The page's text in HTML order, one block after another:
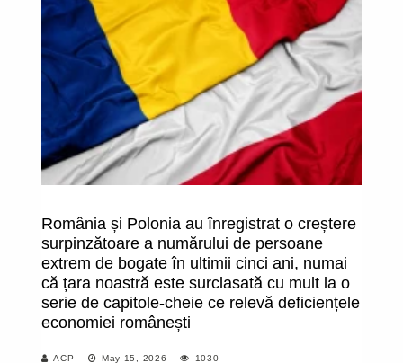
România și Polonia au înregistrat o creștere
surpinzătoare a numărului de persoane
extrem de bogate în ultimii cinci ani, numai
că țara noastră este surclasată cu mult la o
serie de capitole-cheie ce relevă deficiențele
economiei românești
ACP May 15, 2026 1030